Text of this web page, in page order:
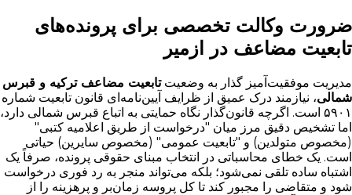
ضرورت وکالت تخصصی برای پرونده‌های
تابعیت مضاعف در ازمیر
مدیریت موفقیت‌آمیز گذار به وضعیتتابعیت مضاعف ترکیه و قبرس
شمالی، نیازمند درک عمیق از ظرایف آیین‌نامه‌ای قانون تابعیت شماره
۵۹۰۱ است. اگرچه قانون‌گذار نگاه حمایتی به اتباع قبرس شمالی دارد،
اما تشخیص دقیق مرز میان "درخواست از طریق اعلامیه کتبی"
(مخصوص متولدین) و "تابعیت عمومی" (مخصوص سایرین) حیاتی
است. یک خطای محاسباتی در انتخاب مبنای حقوقی پرونده، صرفاً یک
اشتباه ساده تلقی نمی‌شود؛ بلکه می‌تواند منجر به رد فوری درخواست
شود و متقاضی را مجبور کند تا کل پروسه زمان‌بر و پرهزینه را از